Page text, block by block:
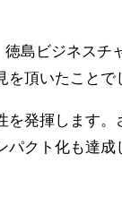
島ビジネスチ
頂いたことで
を発揮します。
パクト化も達成